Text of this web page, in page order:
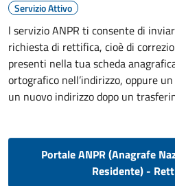
Servizio Attivo
l servizio ANPR ti consente di
richiesta di rettifica, cioè di
presenti nella tua scheda
ortografico nell’indirizzo, oppure
un nuovo indirizzo dopo un
Portale ANPR (Anagrafe
Residente) -